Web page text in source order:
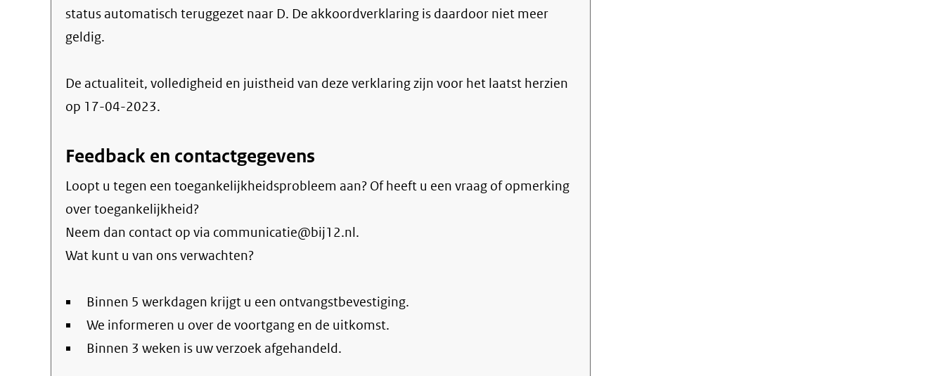
status automatisch teruggezet naar D. De akkoordverklaring is daardoor niet meer
geldig.
De actualiteit, volledigheid en juistheid van deze verklaring zijn voor het laatst herzien
op 17-04-2023.
Feedback en contactgegevens
Loopt u tegen een toegankelijkheidsprobleem aan? Of heeft u een vraag of opmerking
over toegankelijkheid?
Neem dan contact op via communicatie@bij12.nl.
Wat kunt u van ons verwachten?
Binnen 5 werkdagen krijgt u een ontvangstbevestiging.
We informeren u over de voortgang en de uitkomst.
Binnen 3 weken is uw verzoek afgehandeld.